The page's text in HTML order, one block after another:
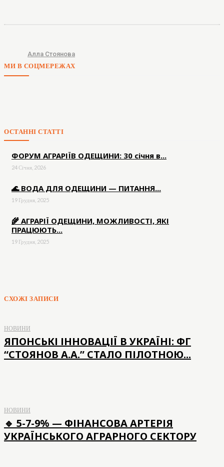
Алла Стоянова
МИ В СОЦМЕРЕЖАХ
ОСТАННІ СТАТТІ
ФОРУМ АГРАРІЇВ ОДЕЩИНИ: 30 січня в...
24 Січня, 2026
🌊 ВОДА ДЛЯ ОДЕЩИНИ — ПИТАННЯ...
19 Грудня, 2025
🌾 АГРАРІЇ ОДЕЩИНИ, МОЖЛИВОСТІ, ЯКІ
ПРАЦЮЮТЬ...
19 Грудня, 2025
СХОЖІ ЗАПИСИ
НОВИНИ
ЯПОНСЬКІ ІННОВАЦІЇ В УКРАЇНІ: ФГ
“СТОЯНОВ А.А.” СТАЛО ПІЛОТНОЮ...
НОВИНИ
🔹 5-7-9% — ФІНАНCОВА АРТЕРІЯ
УКРАЇНСЬКОГО АГРАРНОГО СЕКТОРУ